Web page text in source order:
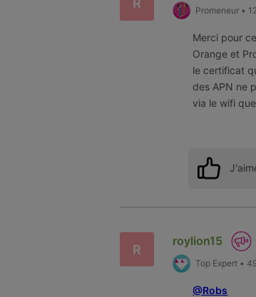
R Promeneur•
Merci pour
Orange et
le certificat
des APN ne
via le wifi
R
roylion15
Top Expert•
@Robs